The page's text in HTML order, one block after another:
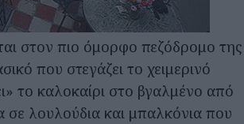
στον πιο όμορφο πεζόδρομο της
που στεγάζει το χειμερινό
το καλοκαίρι στο βγαλμένο από
λουλούδια και μπαλκόνια που